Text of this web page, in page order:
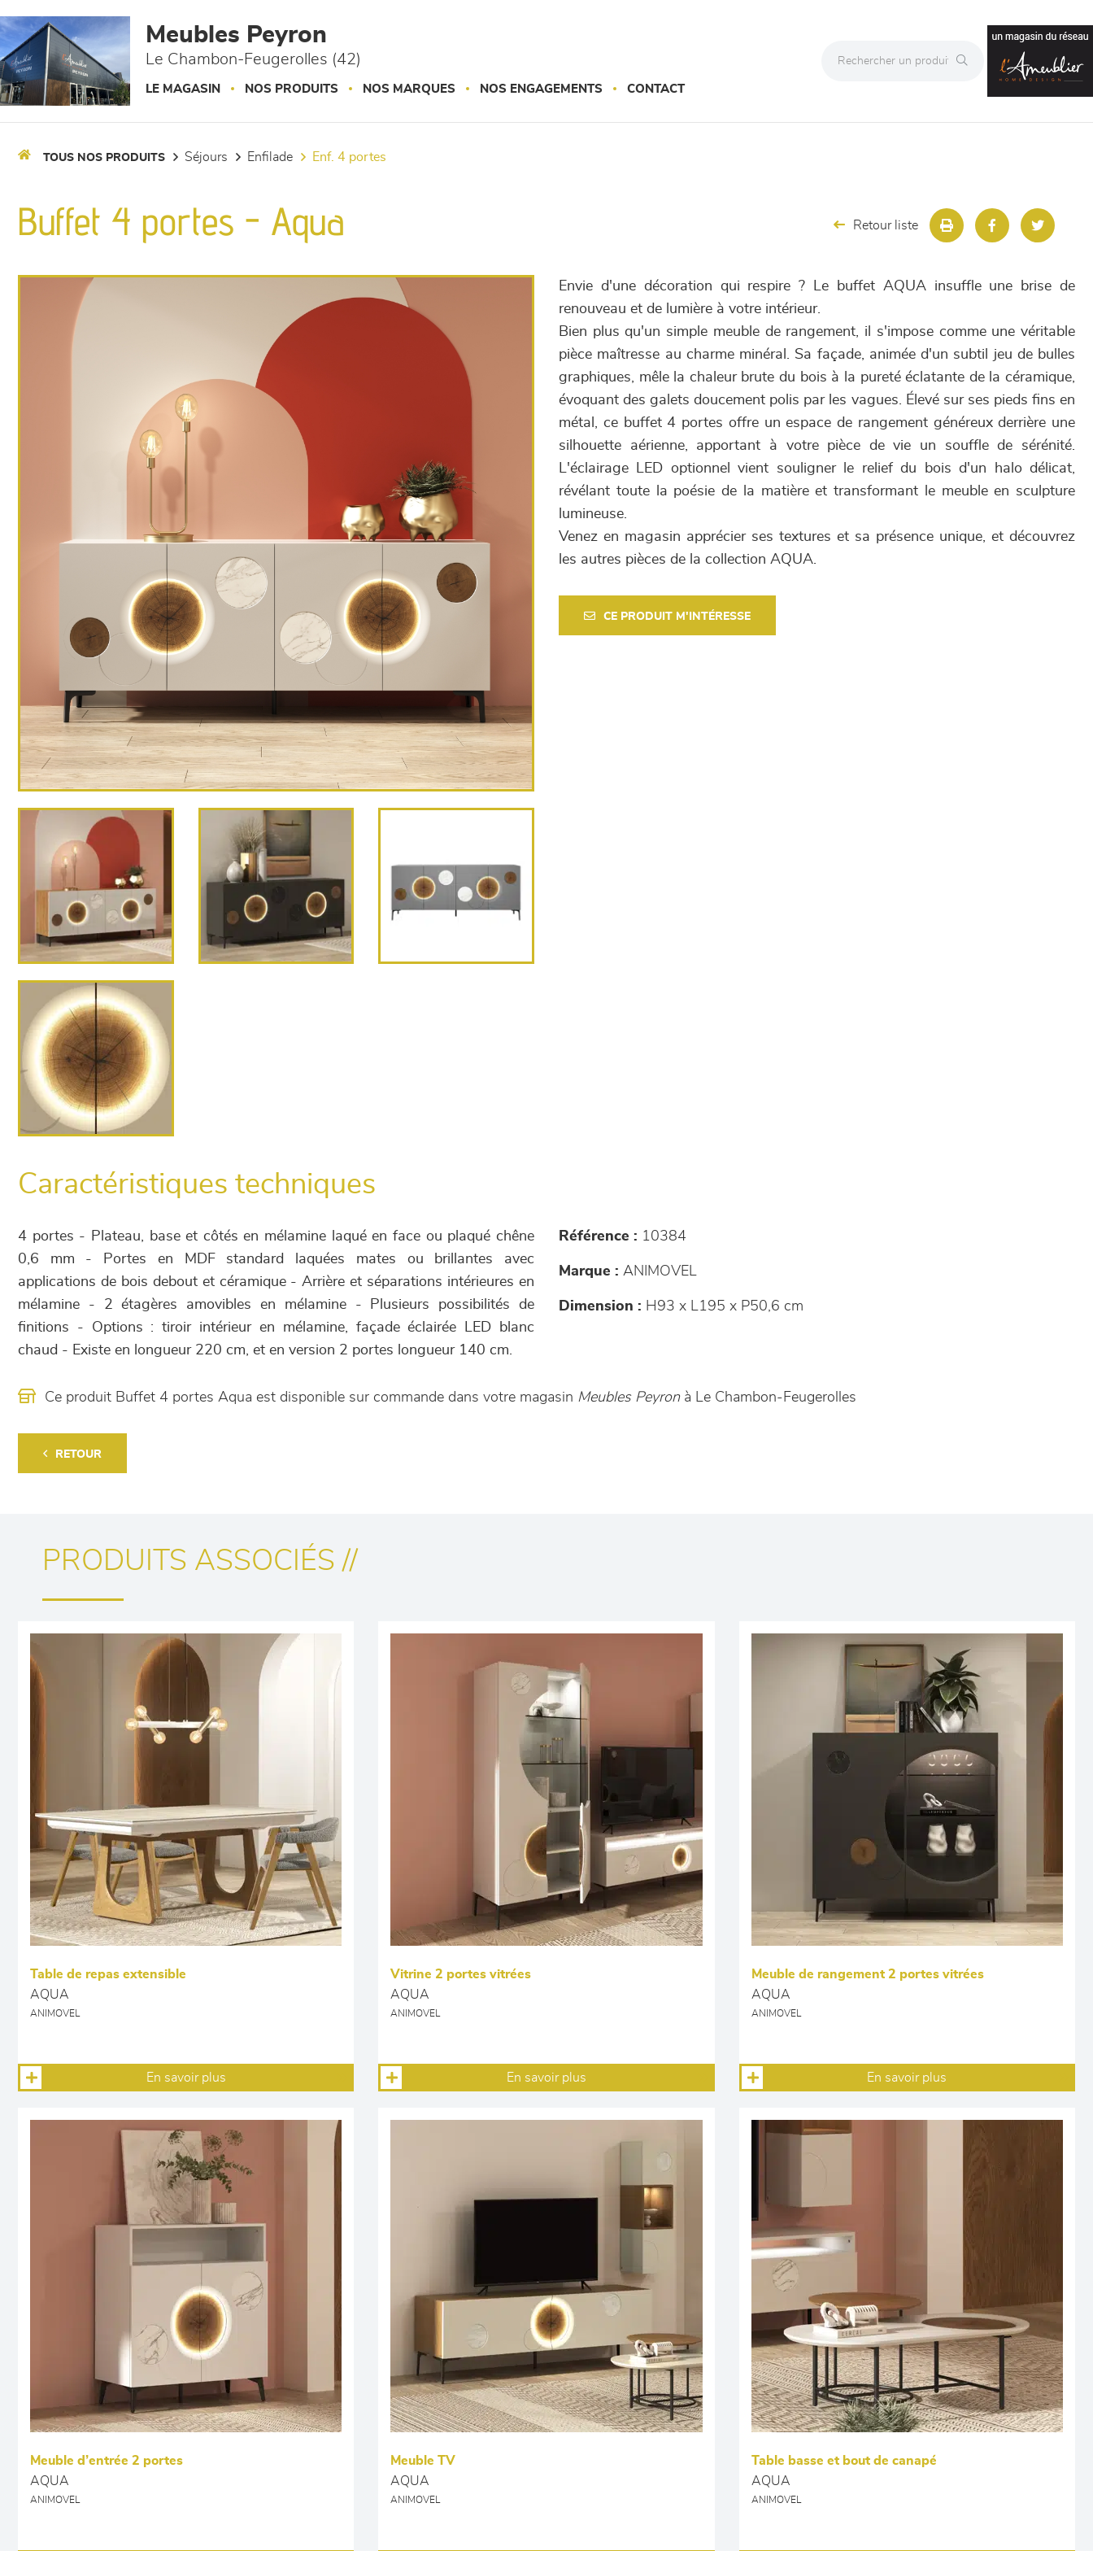
Meubles Peyron
Le Chambon-Feugerolles (42)
LE MAGASIN NOS PRODUITS NOS MARQUES NOS ENGAGEMENTS CONTACT
TOUS NOS PRODUITS séjours enfilade enf. 4 portes
Buffet 4 portes - Aqua Retour liste
Envie d'une décoration qui respire ? Le buffet AQUA insuffle une brise de
renouveau et de lumière à votre intérieur.
Bien plus qu'un simple meuble de rangement, il s'impose comme une véritable
pièce maîtresse au charme minéral. Sa façade, animée d'un subtil jeu de bulles
graphiques, mêle la chaleur brute du bois à la pureté éclatante de la céramique,
évoquant des galets doucement polis par les vagues. Élevé sur ses pieds fins en
métal, ce buffet 4 portes offre un espace de rangement généreux derrière une
silhouette aérienne, apportant à votre pièce de vie un souffle de sérénité.
L'éclairage LED optionnel vient souligner le relief du bois d'un halo délicat,
révélant toute la poésie de la matière et transformant le meuble en sculpture
lumineuse.
Venez en magasin apprécier ses textures et sa présence unique, et découvrez
les autres pièces de la collection AQUA.
CE PRODUIT M'INTÉRESSE
Caractéristiques techniques
4 portes - Plateau, base et côtés en mélamine laqué en face ou plaqué chêne
0,6 mm - Portes en MDF standard laquées mates ou brillantes avec
applications de bois debout et céramique - Arrière et séparations intérieures en
mélamine - 2 étagères amovibles en mélamine - Plusieurs possibilités de
finitions - Options : tiroir intérieur en mélamine, façade éclairée LED blanc
chaud - Existe en longueur 220 cm, et en version 2 portes longueur 140 cm.
Référence : 10384
Marque : ANIMOVEL
Dimension : H93 x L195 x P50,6 cm
Ce produit Buffet 4 portes Aqua est disponible sur commande dans votre magasin Meubles Peyronà Le Chambon-Feugerolles
RETOUR
PRODUITS ASSOCIÉS //
Table de repas extensible
AQUA
ANIMOVEL
En savoir plus
Vitrine 2 portes vitrées
AQUA
ANIMOVEL
En savoir plus
Meuble de rangement 2 portes vitrées
AQUA
ANIMOVEL
En savoir plus
Meuble d’entrée 2 portes
AQUA
ANIMOVEL
Meuble TV
AQUA
ANIMOVEL
Table basse et bout de canapé
AQUA
ANIMOVEL